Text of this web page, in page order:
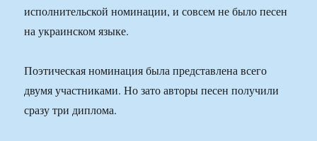
исполнительской номинации, и совсем не было песен
на украинском языке.
Поэтическая номинация была представлена всего
двумя участниками. Но зато авторы песен получили
сразу три диплома.